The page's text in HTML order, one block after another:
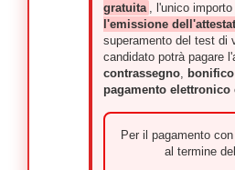
gratuita , l'unico
l'emissione
superamento del test di
candidato potrà pagare
contrassegno,
pagamento
Per il pagamento
al termine